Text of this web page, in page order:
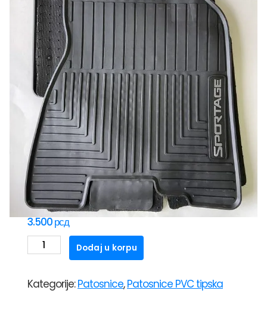
PATOSNICE PVC SCHWEIZER KIA
SPORTAGE(2004-2010)
3.500рсд
PATOSNICE
PVC
KIA
Dodaj u korpu
Kategorije:Patosnice,Patosnice PVC tipska